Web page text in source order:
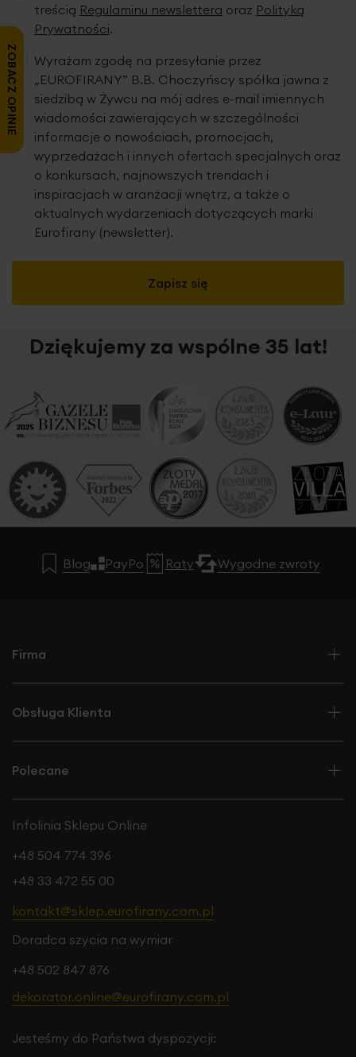
treścią Regulaminu newslettera oraz Polityką
Prywatności.
Zapisz się
Wyrażam zgodę na przesyłanie przez
„EUROFIRANY” B.B. Choczyńscy spółka jawna z
siedzibą w Żywcu na mój adres e-mail imiennych
wiadomości zawierających w szczególności
informacje o nowościach, promocjach,
wyprzedażach i innych ofertach specjalnych oraz
o konkursach, najnowszych trendach i
inspiracjach w aranżacji wnętrz, a także o
aktualnych wydarzeniach dotyczących marki
Eurofirany (newsletter).
Dziękujemy za wspólne 35 lat!
Blog PayPo Raty Wygodne zwroty
Firma
Obsługa Klienta
Polecane
Infolinia Sklepu Online
+48 504 774 396
+48 33 472 55 00
kontakt@sklep.eurofirany.com.pl
Doradca szycia na wymiar
+48 502 847 876
dekorator.online@eurofirany.com.pl
Jesteśmy do Państwa dyspozycji:
ZOBACZ OPINIE